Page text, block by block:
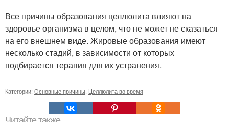
Все причины образования целлюлита влияют на
здоровье организма в целом, что не может не сказаться
на его внешнем виде. Жировые образования имеют
несколько стадий, в зависимости от которых
подбирается терапия для их устранения.
Категории: Основные причины Целлюлита во время